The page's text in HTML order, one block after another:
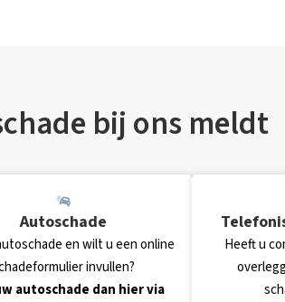
bij ons meldt
Autoschade
en wilt u een online
invullen?
autoschade dan hier via
Heeft u